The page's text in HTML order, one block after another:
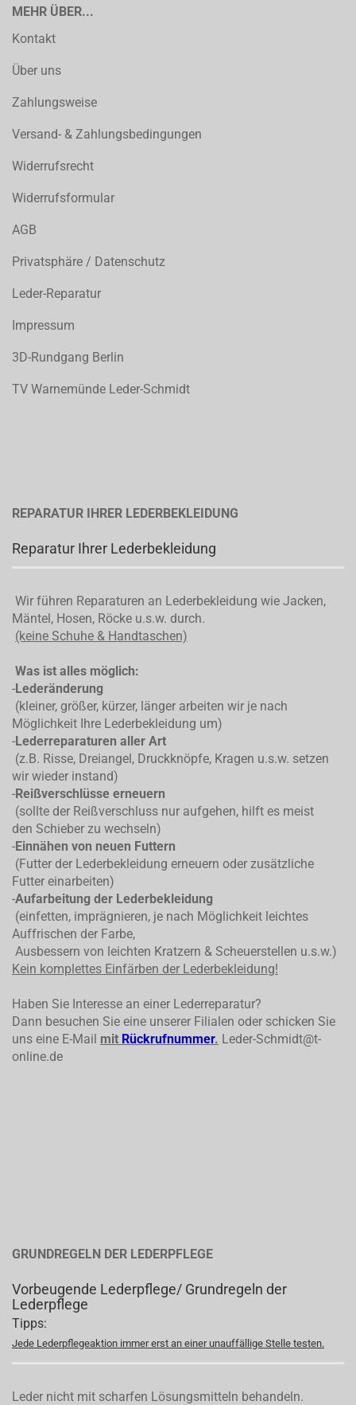
MEHR ÜBER...
Kontakt
Über uns
Zahlungsweise
Versand- & Zahlungsbedingungen
Widerrufsrecht
Widerrufsformular
AGB
Privatsphäre / Datenschutz
Leder-Reparatur
Impressum
3D-Rundgang Berlin
TV Warnemünde Leder-Schmidt
REPARATUR IHRER LEDERBEKLEIDUNG
Reparatur Ihrer Lederbekleidung
Wir führen Reparaturen an Lederbekleidung wie Jacken,
Mäntel, Hosen, Röcke u.s.w. durch.
(keine Schuhe & Handtaschen)
Was ist alles möglich:
-Lederänderung
(kleiner, größer, kürzer, länger arbeiten wir je nach
Möglichkeit Ihre Lederbekleidung um)
-Lederreparaturen aller Art
(z.B. Risse, Dreiangel, Druckknöpfe, Kragen u.s.w. setzen
wir wieder instand)
-Reißverschlüsse erneuern
(sollte der Reißverschluss nur aufgehen, hilft es meist
den Schieber zu wechseln)
-Einnähen von neuen Futtern
(Futter der Lederbekleidung erneuern oder zusätzliche
Futter einarbeiten)
-Aufarbeitung der Lederbekleidung
(einfetten, imprägnieren, je nach Möglichkeit leichtes
Auffrischen der Farbe,
Ausbessern von leichten Kratzern & Scheuerstellen u.s.w.)
Kein komplettes Einfärben der Lederbekleidung!
Haben Sie Interesse an einer Lederreparatur?
Dann besuchen Sie eine unserer Filialen oder schicken Sie
uns eine E-Mail mit Rückrufnummer. Leder-Schmidt@t-
online.de
GRUNDREGELN DER LEDERPFLEGE
Vorbeugende Lederpflege/ Grundregeln der
Lederpflege
Tipps:
Jede Lederpflegeaktion immer erst an einer unauffällige Stelle testen.
Leder nicht mit scharfen Lösungsmitteln behandeln.